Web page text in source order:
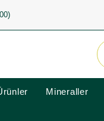
Mineraller